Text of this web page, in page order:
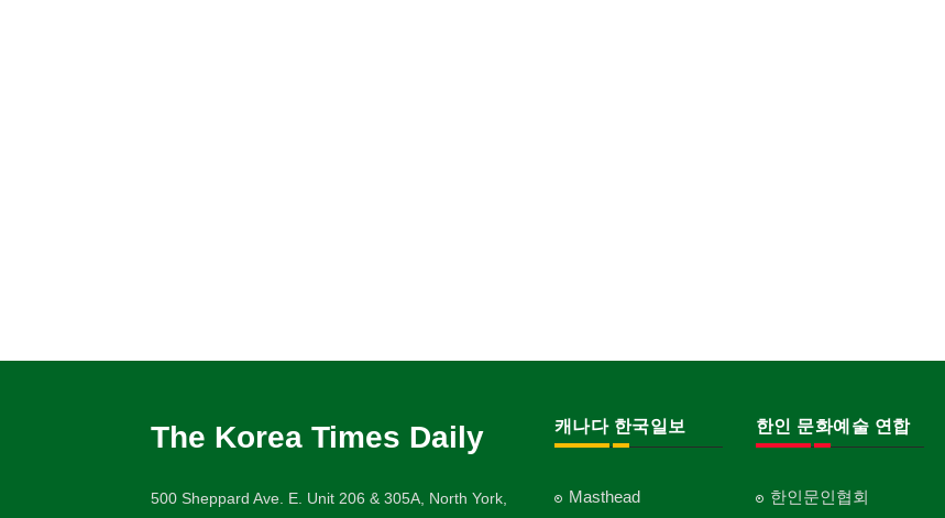
The Korea Times Daily
500 Sheppard Ave. E. Unit 206 & 305A, North York,
캐나다 한국일보
Masthead
한인 문화예술 연합
한인문인협회